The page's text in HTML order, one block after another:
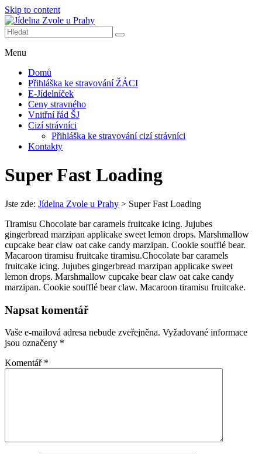
Skip to content
Další web používající WordPress
Menu
Domů
Přihláška ke stravování ŽÁCI
E-Jídelníček
Ceny stravného
Vnitřní řád ŠJ
Cizí strávníci
Přihláška ke stravování cizí strávníci
Kontakty
Super Fast Loading
Jste zde: Jídelna Zvole u Prahy > Super Fast Loading
Tiramisu Chocolate bar caramels fruitcake icing. Jujubes
gingerbread marzipan applicake sweet lemon drops. Marshmallow
cupcake bear claw oat cake candy marzipan. Cookie soufflé bear.
Macaroon tiramisu fruitcake tiramisu.Chocolate bar caramels
fruitcake icing. Jujubes gingerbread marzipan applicake sweet
lemon drops. Marshmallow cupcake bear claw oat cake candy
marzipan. Cookie soufflé bear claw. Macaroon tiramisu fruitcake.
Napsat komentář
Vaše e-mailová adresa nebude zveřejněna. Vyžadované informace
jsou označeny *
Komentář *